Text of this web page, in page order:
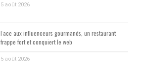
5 août 2026
Face aux influenceurs gourmands, un restaurant
frappe fort et conquiert le web
5 août 2026